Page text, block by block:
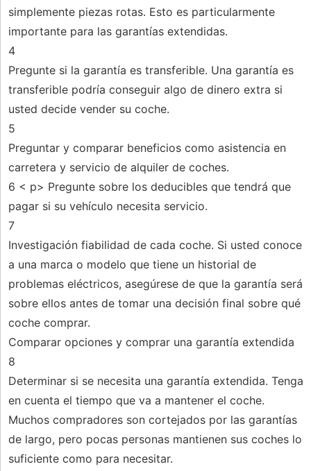
simplemente piezas rotas. Esto es particularmente
importante para las garantías extendidas.
4
Pregunte si la garantía es transferible. Una garantía es
transferible podría conseguir algo de dinero extra si
usted decide vender su coche.
5
Preguntar y comparar beneficios como asistencia en
carretera y servicio de alquiler de coches.
6 < p> Pregunte sobre los deducibles que tendrá que
pagar si su vehículo necesita servicio.
7
Investigación fiabilidad de cada coche. Si usted conoce
a una marca o modelo que tiene un historial de
problemas eléctricos, asegúrese de que la garantía será
sobre ellos antes de tomar una decisión final sobre qué
coche comprar.
Comparar opciones y comprar una garantía extendida
8
Determinar si se necesita una garantía extendida. Tenga
en cuenta el tiempo que va a mantener el coche.
Muchos compradores son cortejados por las garantías
de largo, pero pocas personas mantienen sus coches lo
suficiente como para necesitar.